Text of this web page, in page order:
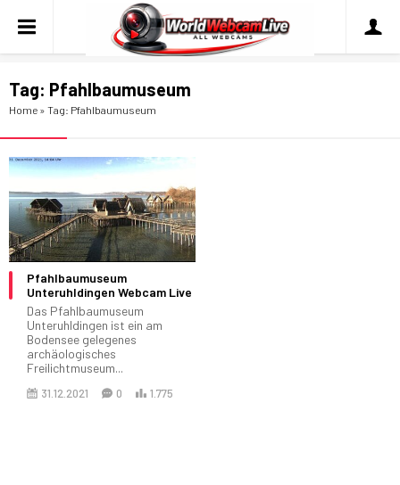
Tag: Pfahlbaumuseum
Home » Tag: Pfahlbaumuseum
Pfahlbaumuseum
Unteruhldingen Webcam Live
Das Pfahlbaumuseum
Unteruhldingen ist ein am
Bodensee gelegenes
archäologisches
Freilichtmuseum...
31.12.2021 0 1.775